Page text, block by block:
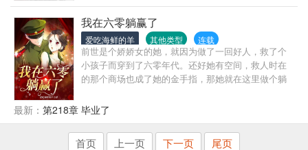
我在六零躺赢了
爱吃海鲜的羊 其他类型 连载
前世是个娇娇女的她，就因为做了一回好人，救了个
小孩子而穿到了六零年代。还好她有空间，救人时在
的那个商场也成了她的金手指，那她就在这里做个躺
最新： 第218章 毕业了
首页 上一页 下一页 尾页